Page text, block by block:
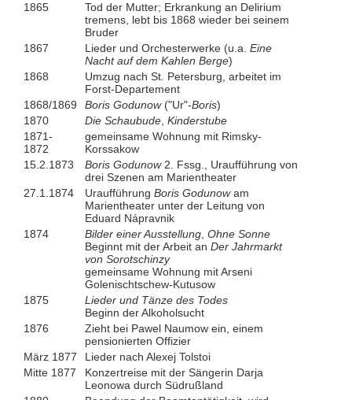
1865
Tod der Mutter; Erkrankung an Delirium
tremens, lebt bis 1868 wieder bei seinem
Bruder
1867
Lieder und Orchesterwerke (u.a. Eine
Nacht auf dem Kahlen Berge)
1868
Umzug nach St. Petersburg, arbeitet im
Forst-Departement
1868/1869
Boris Godunow("Ur"-Boris)
1870
Die Schaubude, Kinderstube
1871-
1872
gemeinsame Wohnung mit Rimsky-
Korssakow
15.2.1873
Boris Godunow2. Fssg., Uraufführung von
drei Szenen am Marientheater
27.1.1874
Uraufführung Boris Godunowam
Marientheater unter der Leitung von
Eduard Nápravnik
1874
Bilder einer Ausstellung, Ohne Sonne
Beginnt mit der Arbeit an Der Jahrmarkt
von Sorotschinzy
gemeinsame Wohnung mit Arseni
Golenischtschew-Kutusow
1875
Lieder und Tänze des Todes
Beginn der Alkoholsucht
1876
Zieht bei Pawel Naumow ein, einem
pensionierten Offizier
März 1877
Lieder nach Alexej Tolstoi
Mitte 1877
Konzertreise mit der Sängerin Darja
Leonowa durch Südrußland